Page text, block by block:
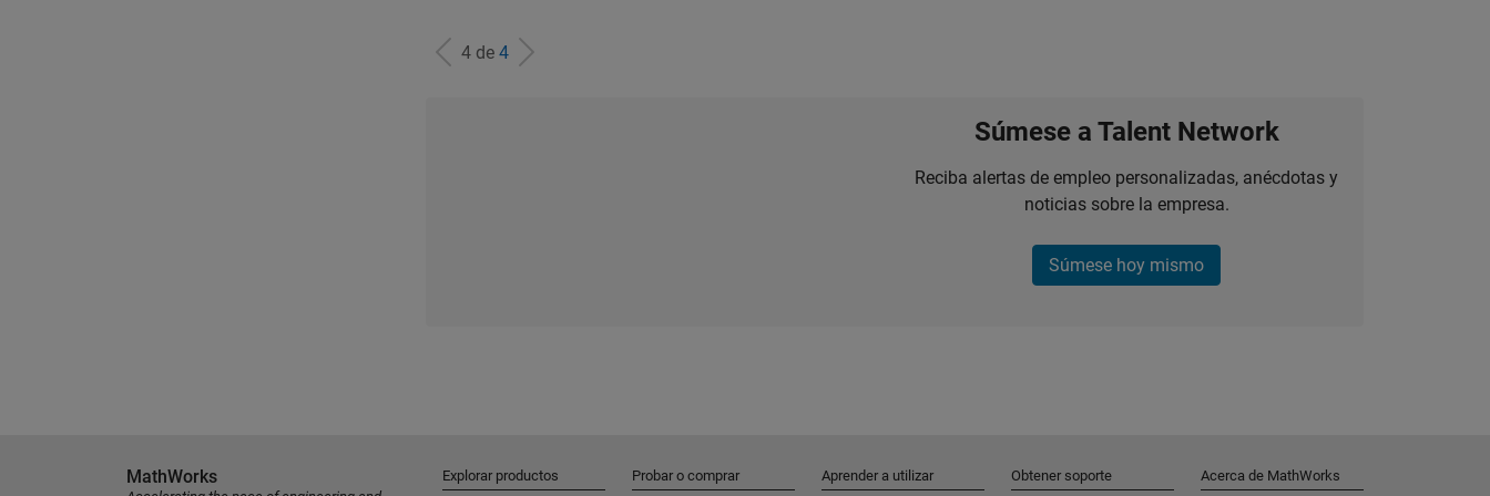
4 de 4
Súmese a Talent Network
Reciba alertas de empleo personalizadas, anécdotas y
noticias sobre la empresa.
Súmese hoy mismo
MathWorks Explorar productos Probar o comprar Aprender a utilizar Obtener soporte Acerca de MathWorks